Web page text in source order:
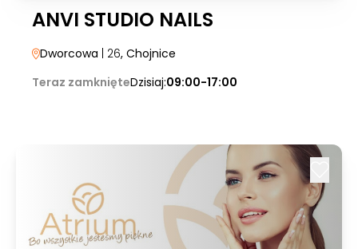
ANVI STUDIO NAILS
Dworcowa | 26, Chojnice
Teraz zamknięteDzisiaj:09:00-17:00